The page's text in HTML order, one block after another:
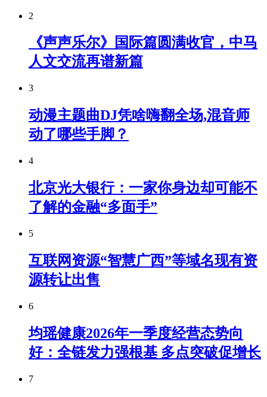
2
《声声乐尔》国际篇圆满收官，中马
人文交流再谱新篇
3
动漫主题曲DJ凭啥嗨翻全场,混音师
动了哪些手脚？
4
北京光大银行：一家你身边却可能不
了解的金融“多面手”
5
互联网资源“智慧广西”等域名现有资
源转让出售
6
均瑶健康2026年一季度经营态势向
好：全链发力强根基 多点突破促增长
7